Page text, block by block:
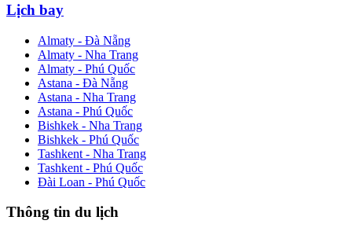
Lịch bay
Almaty - Đà Nẵng
Almaty - Nha Trang
Almaty - Phú Quốc
Astana - Đà Nẵng
Astana - Nha Trang
Astana - Phú Quốc
Bishkek - Nha Trang
Bishkek - Phú Quốc
Tashkent - Nha Trang
Tashkent - Phú Quốc
Đài Loan - Phú Quốc
Thông tin du lịch